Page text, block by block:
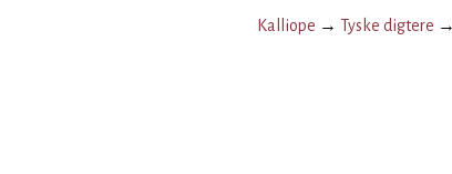
Kalliope → Tyske digtere →